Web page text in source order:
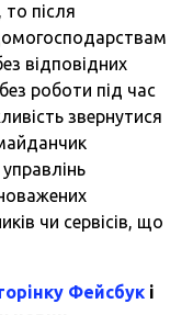
після
відповідних
роботи під час
звернутися
чи сервісів, що
Фейсбук і